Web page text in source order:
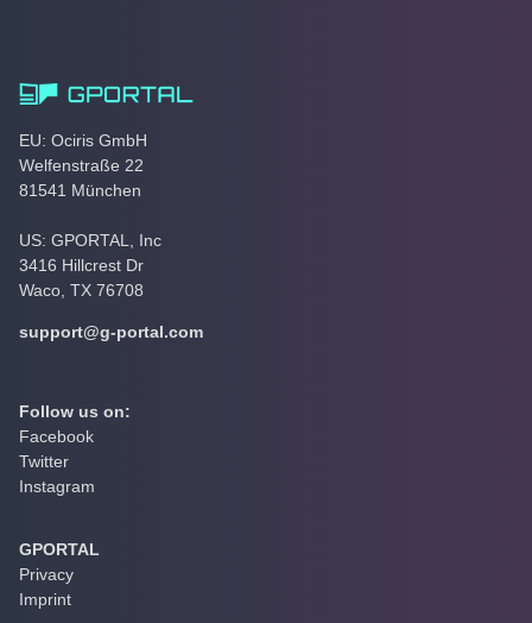
EU: Ociris GmbH
Welfenstraße 22
81541 München
US: GPORTAL, Inc
3416 Hillcrest Dr
Waco, TX 76708
support@g-portal.com
Follow us on:
Facebook
Twitter
Instagram
GPORTAL
Privacy
Imprint